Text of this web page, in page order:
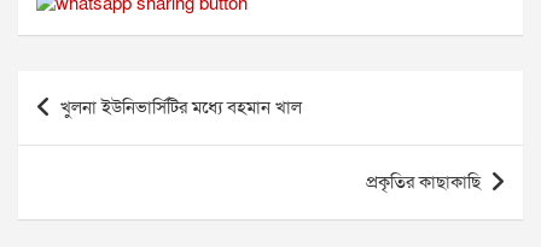
Post
navigation
খুলনা ইউনিভার্সিটির মধ্যে বহমান খাল
প্রকৃতির কাছাকাছি